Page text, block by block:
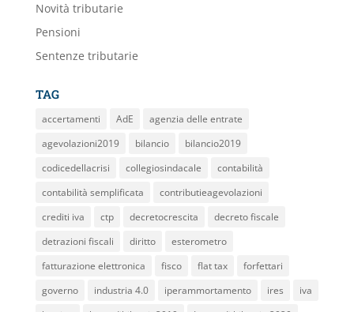
Novità tributarie
Pensioni
Sentenze tributarie
TAG
accertamenti AdE
agenzia delle entrate
agevolazioni2019
bilancio
bilancio2019
codicedellacrisi
collegiosindacale
contabilità
contabilità semplificata
contributieagevolazioni
crediti iva
ctp decretocrescita
decreto fiscale
detrazioni fiscali
diritto
esterometro
fatturazione elettronica
fisco flat tax
forfettari
governo
industria 4.0 iperammortamento ires
iva